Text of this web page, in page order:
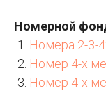
Номерной
Номера 2-3-
Номер 4-х
Номер 4-х